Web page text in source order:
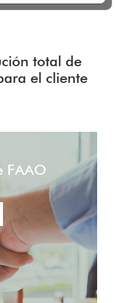
total de
el cliente
FAAO